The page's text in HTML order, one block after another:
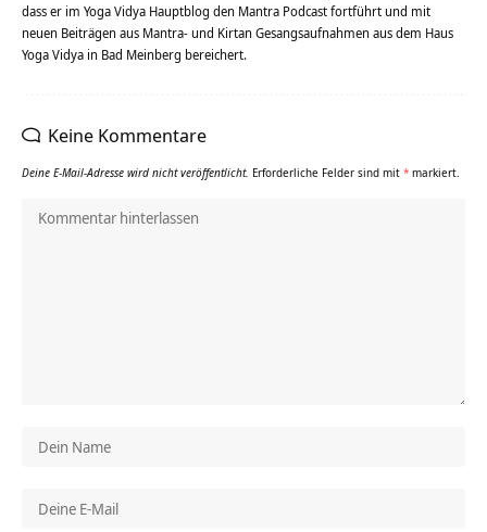
dass er im Yoga Vidya Hauptblog den Mantra Podcast fortführt und mit
neuen Beiträgen aus Mantra- und Kirtan Gesangsaufnahmen aus dem Haus
Yoga Vidya in Bad Meinberg bereichert.
Keine Kommentare
Deine E-Mail-Adresse wird nicht veröffentlicht. Erforderliche Felder sind mit * markiert.